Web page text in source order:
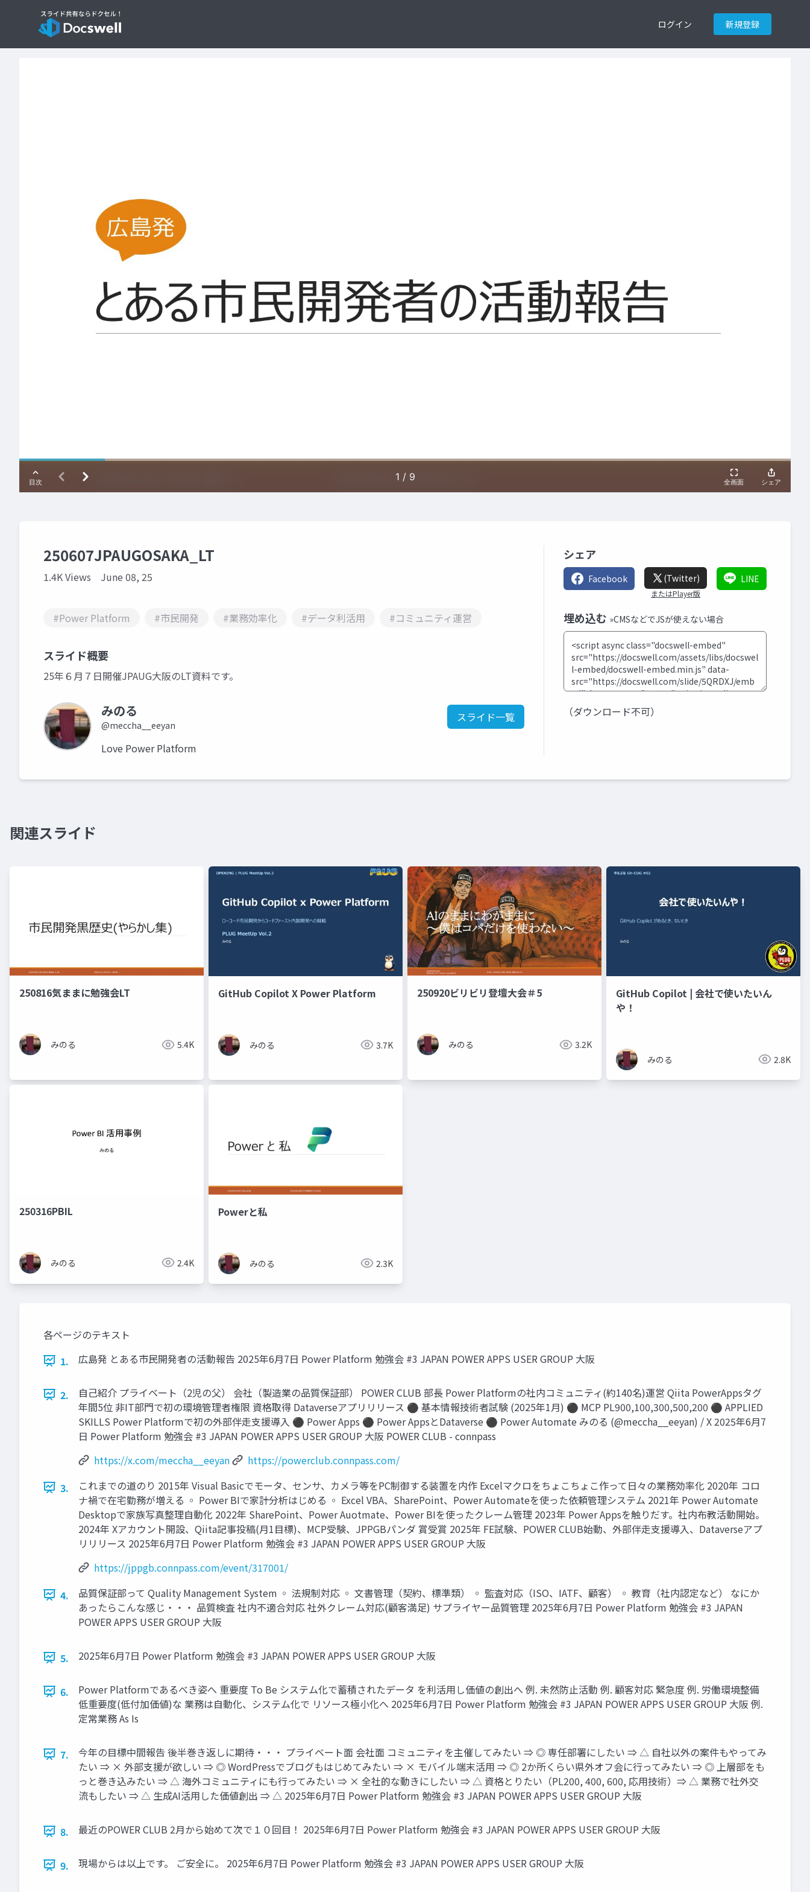
ログイン 新規登録
250607JPAUGOSAKA_LT
1.4K Views June 08, 25
#Power Platform #市民開発 #業務効率化 #データ利活用 #コミュニティ運営
スライド概要
25年６月７日開催JPAUG大阪のLT資料です。
みのる
@meccha__eeyan
スライド一覧
Love Power Platform
シェア
Facebook (Twitter)
またはPlayer版
LINE
埋め込む »CMSなどでJSが使えない場合
（ダウンロード不可）
関連スライド
250816気ままに勉強会LT
みのる 5.4K
GitHub Copilot X Power Platform
みのる 3.7K
250920ビリビリ登壇大会＃5
みのる 3.2K
GitHub Copilot | 会社で使いたいん
や！
みのる 2.8K
250316PBIL
みのる 2.4K
Powerと私
みのる 2.3K
各ページのテキスト
1.
広島発 とある市民開発者の活動報告 2025年6月7日 Power Platform 勉強会 #3 JAPAN POWER APPS USER GROUP 大阪
2.
自己紹介 プライベート（2児の父） 会社（製造業の品質保証部） POWER CLUB 部長 Power Platformの社内コミュニティ(約140名)運営 Qiita PowerAppsタグ
年間5位 非IT部門で初の環境管理者権限 資格取得 Dataverseアプリリリース ⚫ 基本情報技術者試験 (2025年1月) ⚫ MCP PL900,100,300,500,200 ⚫ APPLIED
SKILLS Power Platformで初の外部伴走支援導入 ⚫ Power Apps ⚫ Power AppsとDataverse ⚫ Power Automate みのる (@meccha__eeyan) / X 2025年6月7
日 Power Platform 勉強会 #3 JAPAN POWER APPS USER GROUP 大阪 POWER CLUB - connpass
https://x.com/meccha__eeyan
https://powerclub.connpass.com/
3.
これまでの道のり 2015年 Visual Basicでモータ、センサ、カメラ等をPC制御する装置を内作 Excelマクロをちょこちょこ作って日々の業務効率化 2020年 コロ
ナ禍で在宅勤務が増える ◦ Power BIで家計分析はじめる ◦ Excel VBA、SharePoint、Power Automateを使った依頼管理システム 2021年 Power Automate
Desktopで家族写真整理自動化 2022年 SharePoint、Power Auotmate、Power BIを使ったクレーム管理 2023年 Power Appsを触りだす。社内布教活動開始。
2024年 Xアカウント開設、Qiita記事投稿(月1目標)、MCP受験、JPPGBパンダ 賞受賞 2025年 FE試験、POWER CLUB始動、外部伴走支援導入、Dataverseアプ
リリリース 2025年6月7日 Power Platform 勉強会 #3 JAPAN POWER APPS USER GROUP 大阪
https://jppgb.connpass.com/event/317001/
4.
品質保証部って Quality Management System ◦ 法規制対応 ◦ 文書管理（契約、標準類） ◦ 監査対応（ISO、IATF、顧客） ◦ 教育（社内認定など） なにか
あったらこんな感じ・・・ 品質検査 社内不適合対応 社外クレーム対応(顧客満足) サプライヤー品質管理 2025年6月7日 Power Platform 勉強会 #3 JAPAN
POWER APPS USER GROUP 大阪
5. 2025年6月7日 Power Platform 勉強会 #3 JAPAN POWER APPS USER GROUP 大阪
6.
Power Platformであるべき姿へ 重要度 To Be システム化で蓄積されたデータ を利活用し価値の創出へ 例. 未然防止活動 例. 顧客対応 緊急度 例. 労働環境整備
低重要度(低付加価値)な 業務は自動化、システム化で リソース極小化へ 2025年6月7日 Power Platform 勉強会 #3 JAPAN POWER APPS USER GROUP 大阪 例.
定常業務 As Is
7.
今年の目標中間報告 後半巻き返しに期待・・・ プライベート面 会社面 コミュニティを主催してみたい ⇒ ◎ 専任部署にしたい ⇒ △ 自社以外の案件もやってみ
たい ⇒ × 外部支援が欲しい ⇒ ◎ WordPressでブログもはじめてみたい ⇒ × モバイル端末活用 ⇒ ◎ 2か所くらい県外オフ会に行ってみたい ⇒ ◎ 上層部をも
っと巻き込みたい ⇒ △ 海外コミュニティにも行ってみたい ⇒ × 全社的な動きにしたい ⇒ △ 資格とりたい（PL200, 400, 600, 応用技術）⇒ △ 業務で社外交
流もしたい ⇒ △ 生成AI活用した価値創出 ⇒ △ 2025年6月7日 Power Platform 勉強会 #3 JAPAN POWER APPS USER GROUP 大阪
8. 最近のPOWER CLUB 2月から始めて次で１０回目！ 2025年6月7日 Power Platform 勉強会 #3 JAPAN POWER APPS USER GROUP 大阪
9. 現場からは以上です。 ご安全に。 2025年6月7日 Power Platform 勉強会 #3 JAPAN POWER APPS USER GROUP 大阪